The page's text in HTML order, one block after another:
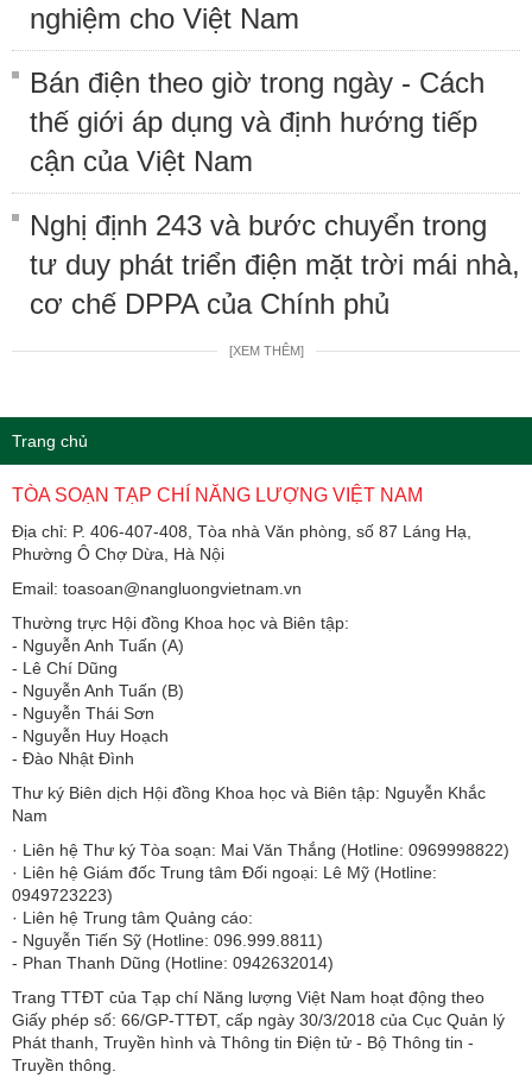
nghiệm cho Việt Nam
Bán điện theo giờ trong ngày - Cách
thế giới áp dụng và định hướng tiếp
cận của Việt Nam
Nghị định 243 và bước chuyển trong
tư duy phát triển điện mặt trời mái nhà,
cơ chế DPPA của Chính phủ
[XEM THÊM]
Trang chủ
TÒA SOẠN TẠP CHÍ NĂNG LƯỢNG VIỆT NAM
Địa chỉ: P. 406-407-408, Tòa nhà Văn phòng, số 87 Láng Hạ,
Phường Ô Chợ Dừa, Hà Nội
Email: toasoan@nangluongvietnam.vn
Thường trực Hội đồng Khoa học và Biên tập:
​​​​​​- Nguyễn Anh Tuấn (A)
- Lê Chí Dũng
- Nguyễn Anh Tuấn (B)
- Nguyễn Thái Sơn
- Nguyễn Huy Hoạch
- Đào Nhật Đình
Thư ký Biên dịch Hội đồng Khoa học và Biên tập: Nguyễn Khắc
Nam
· Liên hệ Thư ký Tòa soạn: Mai Văn Thắng (Hotline: 0969998822)
· Liên hệ Giám đốc Trung tâm Đối ngoại: Lê Mỹ (Hotline:
0949723223)
· Liên hệ Trung tâm Quảng cáo:
- Nguyễn Tiến Sỹ (Hotline: 096.999.8811)
- Phan Thanh Dũng (Hotline: 0942632014)
Trang TTĐT của Tạp chí Năng lượng Việt Nam hoạt động theo
Giấy phép số: 66/GP-TTĐT, cấp ngày 30/3/2018 của Cục Quản lý
Phát thanh, Truyền hình và Thông tin Điện tử - Bộ Thông tin -
Truyền thông.